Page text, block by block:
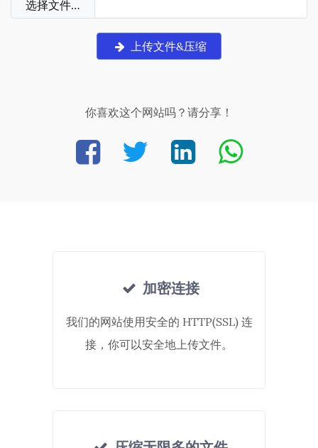
选择文件…
上传文件&压缩
你喜欢这个网站吗？请分享！
加密连接
我们的网站使用安全的 HTTP(SSL) 连
接，你可以安全地上传文件。